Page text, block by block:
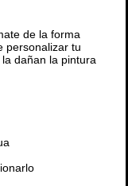
de la forma
personalizar tu
dañan la pintura